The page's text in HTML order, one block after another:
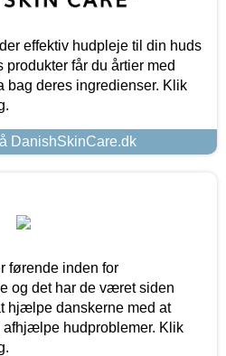
effektiv hudpleje til din huds
produkter får du årtier med
deres ingredienser. Klik
DanishSkinCare.dk
førende inden for
og det har de været siden
hjælpe danskerne med at
afhjælpe hudproblemer. Klik